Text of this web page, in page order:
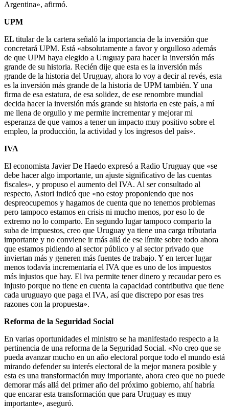
Argentina», afirmó.
UPM
EL titular de la cartera señaló la importancia de la inversión que
concretará UPM. Está «absolutamente a favor y orgulloso además
de que UPM haya elegido a Uruguay para hacer la inversión más
grande de su historia. Recién dije que esta es la inversión más
grande de la historia del Uruguay, ahora lo voy a decir al revés, esta
es la inversión más grande de la historia de UPM también. Y una
firma de esa estatura, de esa solidez, de ese renombre mundial
decida hacer la inversión más grande su historia en este país, a mí
me llena de orgullo y me permite incrementar y mejorar mi
esperanza de que vamos a tener un impacto muy positivo sobre el
empleo, la producción, la actividad y los ingresos del país».
IVA
El economista Javier De Haedo expresó a Radio Uruguay que «se
debe hacer algo importante, un ajuste significativo de las cuentas
fiscales», y propuso el aumento del IVA. Al ser consultado al
respecto, Astori indicó que «no estoy proponiendo que nos
despreocupemos y hagamos de cuenta que no tenemos problemas
pero tampoco estamos en crisis ni mucho menos, por eso lo de
extremo no lo comparto. En segundo lugar tampoco comparto la
suba de impuestos, creo que Uruguay ya tiene una carga tributaria
importante y no conviene ir más allá de ese límite sobre todo ahora
que estamos pidiendo al sector público y al sector privado que
inviertan más y generen más fuentes de trabajo. Y en tercer lugar
menos todavía incrementaría el IVA que es uno de los impuestos
más injustos que hay. El iva permite tener dinero y recaudar pero es
injusto porque no tiene en cuenta la capacidad contributiva que tiene
cada uruguayo que paga el IVA, así que discrepo por esas tres
razones con la propuesta».
Reforma de la Seguridad Social
En varias oportunidades el ministro se ha manifestado respecto a la
pertinencia de una reforma de la Seguridad Social. «No creo que se
pueda avanzar mucho en un año electoral porque todo el mundo está
mirando defender su interés electoral de la mejor manera posible y
esta es una transformación muy importante, ahora creo que no puede
demorar más allá del primer año del próximo gobierno, ahí habría
que encarar esta transformación que para Uruguay es muy
importante», aseguró.